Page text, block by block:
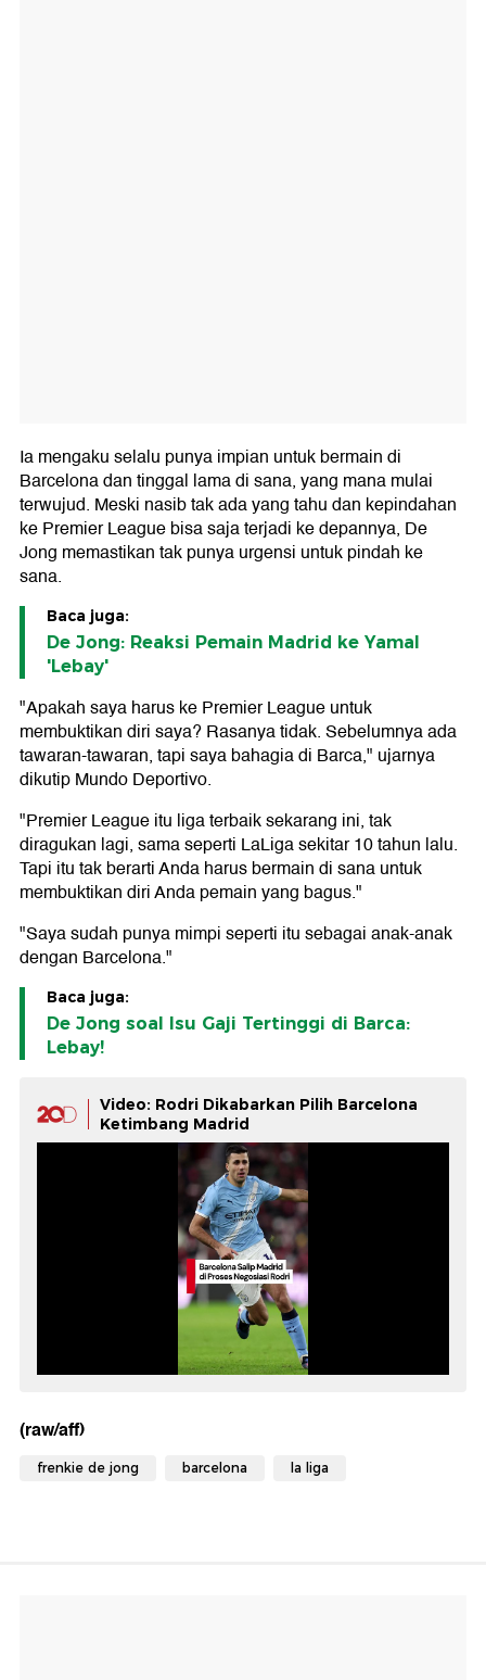
Ia mengaku selalu punya impian untuk bermain di
Barcelona dan tinggal lama di sana, yang mana mulai
terwujud. Meski nasib tak ada yang tahu dan kepindahan
ke Premier League bisa saja terjadi ke depannya, De
Jong memastikan tak punya urgensi untuk pindah ke
sana.
Baca juga:
De Jong: Reaksi Pemain Madrid ke Yamal
'Lebay'
"Apakah saya harus ke Premier League untuk
membuktikan diri saya? Rasanya tidak. Sebelumnya ada
tawaran-tawaran, tapi saya bahagia di Barca," ujarnya
dikutip Mundo Deportivo.
"Premier League itu liga terbaik sekarang ini, tak
diragukan lagi, sama seperti LaLiga sekitar 10 tahun lalu.
Tapi itu tak berarti Anda harus bermain di sana untuk
membuktikan diri Anda pemain yang bagus."
"Saya sudah punya mimpi seperti itu sebagai anak-anak
dengan Barcelona."
Baca juga:
De Jong soal Isu Gaji Tertinggi di Barca:
Lebay!
Video: Rodri Dikabarkan Pilih Barcelona
Ketimbang Madrid
(raw/aff)
frenkie de jong barcelona la liga